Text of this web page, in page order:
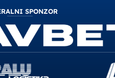
SPONZOR